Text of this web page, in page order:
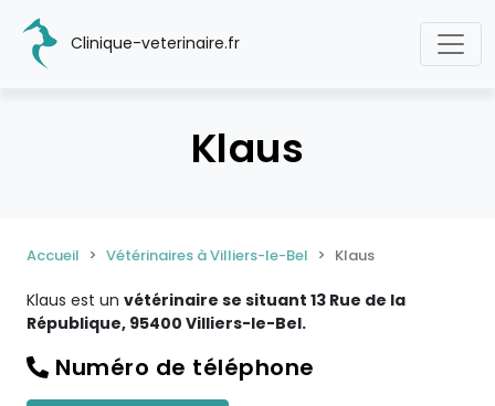
Clinique-veterinaire.fr
Klaus
Accueil Vétérinaires à Villiers-le-Bel Klaus
Klaus est un vétérinaire se situant 13 Rue de la
République, 95400 Villiers-le-Bel.
Numéro de téléphone